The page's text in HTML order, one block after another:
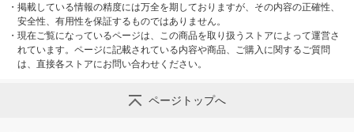
・ 掲載している情報の精度には万全を期しておりますが、その内容の正確性、
安全性、有用性を保証するものではありません。
・ 現在ご覧になっているページは、この商品を取り扱うストアによって運営さ
れています。ページに記載されている内容や商品、ご購入に関するご質問
は、直接各ストアにお問い合わせください。
ページトップへ